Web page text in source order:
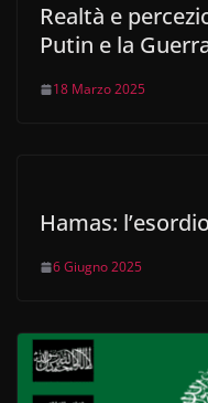
Realtà e
Putin e la
18 Marzo 2025
Hamas:
6 Giugno 2025